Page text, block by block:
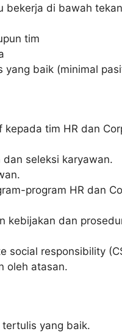
bekerja di bawah
tim
yang baik (minimal
tim HR dan
seleksi karyawan.
program HR dan
kebijakan dan
social responsibility
oleh atasan.
yang baik.